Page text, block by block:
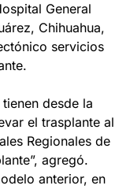
General
Chihuahua,
servicios
desde la
el trasplante al
Regionales de
agregó.
anterior, en